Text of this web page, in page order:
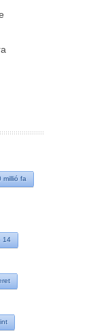
millió fa
14